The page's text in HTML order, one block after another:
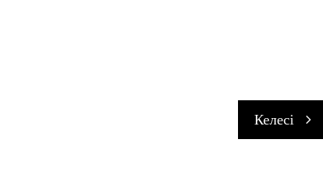
Келесі